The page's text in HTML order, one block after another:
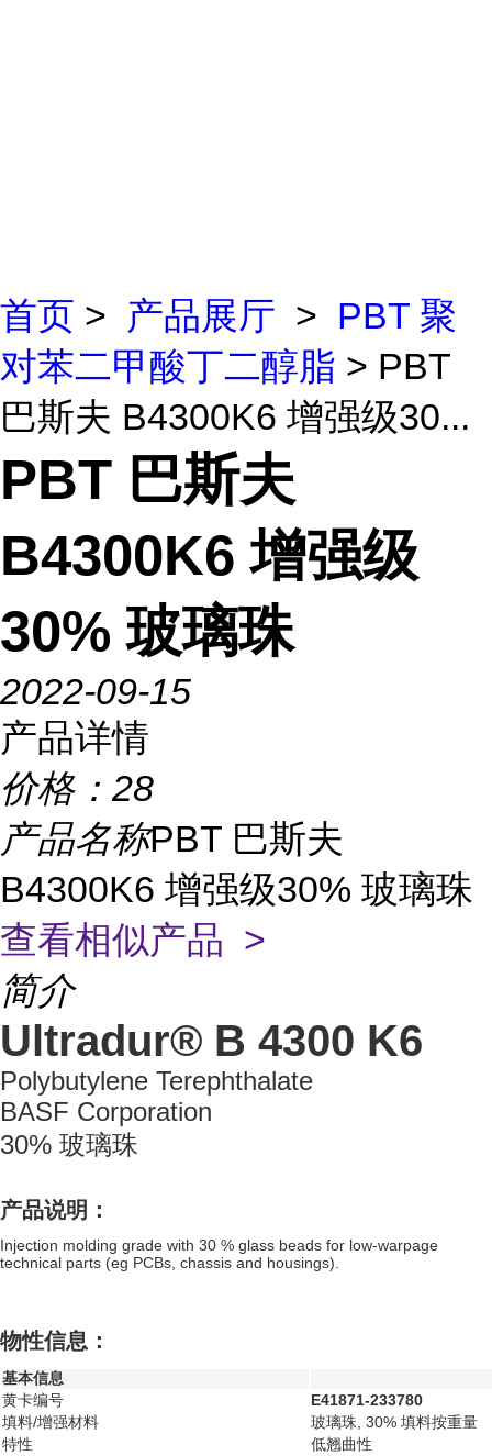
首页 > 产品展厅 > PBT 聚
对苯二甲酸丁二醇脂 > PBT
巴斯夫 B4300K6 增强级30...
PBT 巴斯夫
B4300K6 增强级
30% 玻璃珠
2022-09-15
产品详情
价格： 28
产品名称PBT 巴斯夫
B4300K6 增强级30% 玻璃珠
查看相似产品 >
简介
Ultradur® B 4300 K6
Polybutylene Terephthalate
BASF Corporation
30% 玻璃珠
产品说明：
Injection molding grade with 30 % glass beads for low-warpage
technical parts (eg PCBs, chassis and housings).
物性信息：
基本信息
黄卡编号
E41871-233780
填料/增强材料
玻璃珠, 30% 填料按重量
特性
低翘曲性